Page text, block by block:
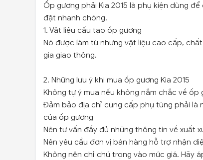
Ốp gương phải Kia 2015 là phụ kiện dùng
đặt nhanh chóng.
1. Vật liệu cấu tạo ốp gương
Nó được làm từ những vật liệu cao cấp,
gia giao thông.
2. Những lưu ý khi mua ốp gương Kia 2015
Không tự ý mua nếu không nắm chắc về ốp
Đảm bảo địa chỉ cung cấp phụ tùng phải là
của ốp gương
Nên tư vấn đầy đủ những thông tin về xuất
Nên yêu cầu đơn vị bán hàng hỗ trợ nhận
Không nên chỉ chú trọng vào mức giá. Hãy